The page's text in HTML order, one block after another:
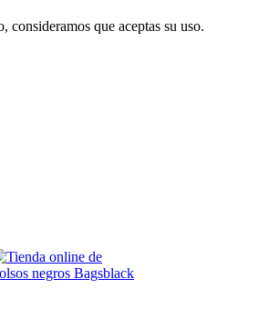
consideramos que aceptas su uso.